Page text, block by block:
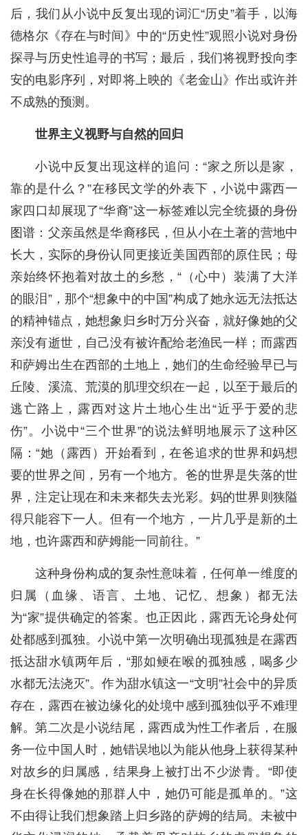
后，我们从小说中反复出现的词汇“历史”着手，以海
德格尔《存在与时间》中的“历史性”观照小说对身份
探寻与历史性追寻的书写；最后，我们将视野投向李
安的电影序列，对即将上映的《老金山》作出或许并
不成熟的预测。
世界主义视野与自然的回归
小说中反复出现这样的追问：“家之所以是家，
靠的是什么？”在移民文学的外表下，小说中露西一
家四口却展现了“华裔”这一标签难以完全统摄的身份
图谱：父亲虽然是华裔移民，但从小在土著的营地中
长大，实际的身份认同更接近美国西部的原住民；母
亲始终怀抱着对故土的乡愁，“（心中）装满了大洋
的眼泪”，那个“想象中的中国”构成了她永远无法抵达
的精神锚点，她想象归乡时万分兴奋，就好像她的父
亲没有逝世，自己没有被许配给老渔民一样；而露西
和萨姆出生在西部的土地上，她们的生命经验早已与
丘陵、溪流、荒漠的肌理交织在一起，以至于最后的
逃亡路上，露西对这片土地心生出“近乎于爱的悲
伤”。小说中“三个世界”的说法鲜明地展示了这种区
隔：“她（露西）开始看到，在爸追求的世界和妈想
要的世界之间，另有一个地方。爸的世界是失落的世
界，注定让现在和未来都失去光彩。妈的世界则狭隘
得只能容下一人。但有一个地方，一片几乎是新的土
地，也许露西和萨姆能一同前往。”
这种身份构成的复杂性意味着，任何单一维度的
归属（血缘、语言、土地、记忆、想象）都无法
为“家”提供确定的答案。也正因此，露西无论身处何
处都感到孤独。小说中第一次明确出现孤独是在露西
抵达甜水镇两年后，“那如鲠在喉的孤独感，喝多少
水都无法浇灭”。作为甜水镇这一“文明”社会中的异质
存在，露西在被边缘化的处境中感到孤独似乎不难理
解。第二次是小说结尾，露西成为性工作者后，在服
务一位中国人时，她错误地以为能从他身上获得某种
对故乡的归属感，结果身上被打出不少淤青。“即使
身在长得像她的那群人中，她仍可能是孤单的。”这
不由得让我们想象踏上归乡路的萨姆的结局。未被中